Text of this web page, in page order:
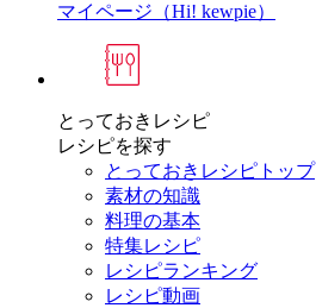
マイページ（Hi! kewpie）
とっておきレシピ
レシピを探す
とっておきレシピトップ
素材の知識
料理の基本
特集レシピ
レシピランキング
レシピ動画